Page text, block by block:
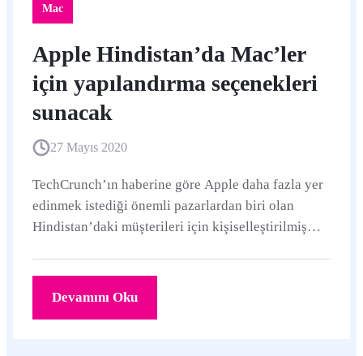
Mac
Apple Hindistan’da Mac’ler
için yapılandırma seçenekleri
sunacak
27 Mayıs 2020
TechCrunch’ın haberine göre Apple daha fazla yer
edinmek istediği önemli pazarlardan biri olan
Hindistan’daki müşterileri için kişiselleştirilmiş
Devamını Oku